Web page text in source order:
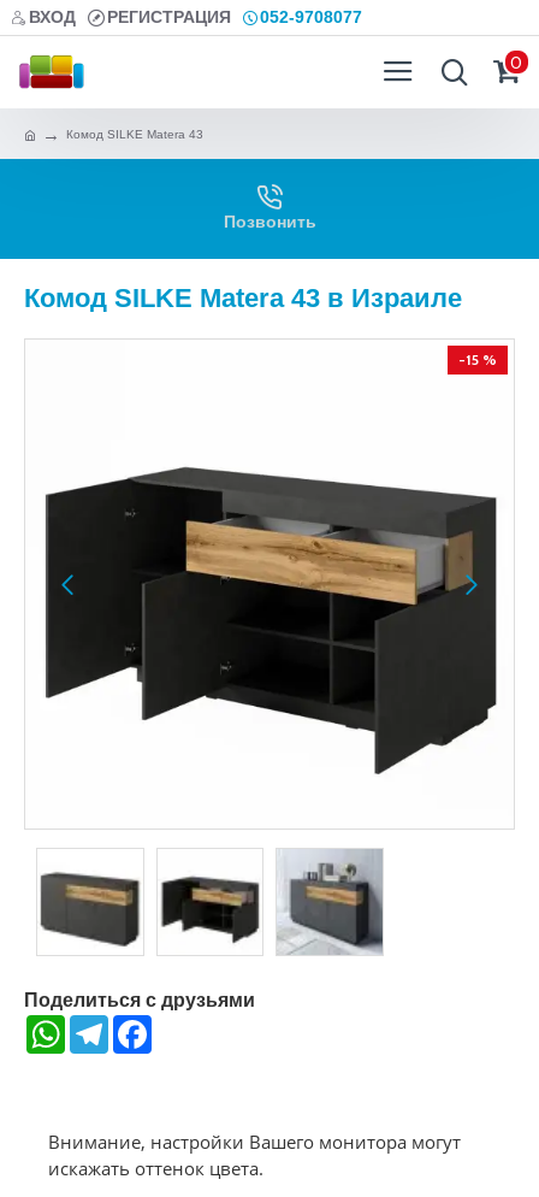
ВХОД РЕГИСТРАЦИЯ 052-9708077
0
Комод SILKE Matera 43
Позвонить
Комод SILKE Matera 43 в Израиле
-15 %
Поделиться с друзьями
WhatsAppTelegram
Внимание, настройки Вашего монитора могут
искажать оттенок цвета.